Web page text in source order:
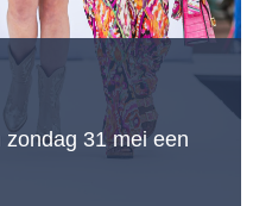
31 mei een